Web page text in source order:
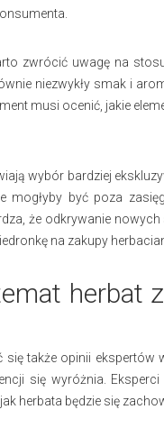
zwrócić uwagę na
niezwykły smak i
musi ocenić, jakie
wybór bardziej
mogłyby być poza
że odkrywanie
na zakupy
herbat
także opinii ekspertów
się wyróżnia.
herbata będzie się